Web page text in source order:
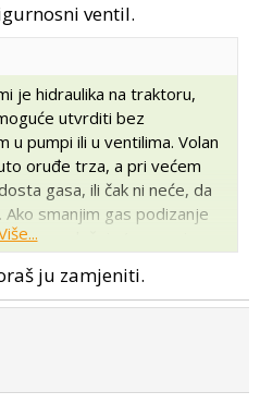
ventil.
je hidraulika na traktoru,
utvrditi bez
u pumpi ili u ventilima. Volan
oruđe trza, a pri većem
gasa, ili čak ni neće, da
smanjim gas podizanje
položaju (ponovnim
ju zamjeniti.